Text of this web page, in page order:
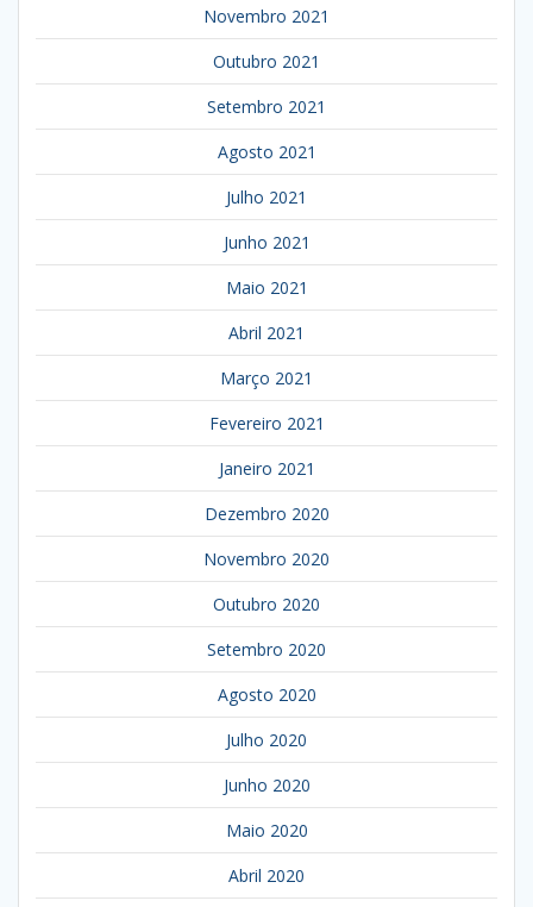
Novembro 2021
Outubro 2021
Setembro 2021
Agosto 2021
Julho 2021
Junho 2021
Maio 2021
Abril 2021
Março 2021
Fevereiro 2021
Janeiro 2021
Dezembro 2020
Novembro 2020
Outubro 2020
Setembro 2020
Agosto 2020
Julho 2020
Junho 2020
Maio 2020
Abril 2020